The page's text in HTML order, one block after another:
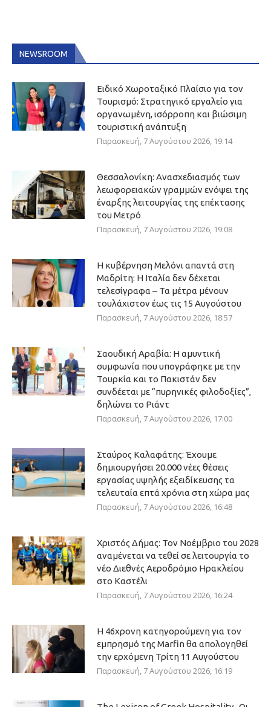
NEWSROOM
Ειδικό Χωροταξικό Πλαίσιο για τον
Τουρισμό: Στρατηγικό εργαλείο για
οργανωμένη, ισόρροπη και βιώσιμη
τουριστική ανάπτυξη
Παρασκευή, 7 Αυγούστου 2026, 19:14
Θεσσαλονίκη: Ανασχεδιασμός των
λεωφορειακών γραμμών ενόψει της
έναρξης λειτουργίας της επέκτασης
του Μετρό
Παρασκευή, 7 Αυγούστου 2026, 19:08
Η κυβέρνηση Μελόνι απαντά στη
Μαδρίτη: Η Ιταλία δεν δέχεται
τελεσίγραφα – Τα μέτρα μένουν
τουλάχιστον έως τις 15 Αυγούστου
Παρασκευή, 7 Αυγούστου 2026, 18:57
Σαουδική Αραβία: Η αμυντική
συμφωνία που υπογράφηκε με την
Τουρκία και το Πακιστάν δεν
συνδέεται με “πυρηνικές φιλοδοξίες”,
δηλώνει το Ριάντ
Παρασκευή, 7 Αυγούστου 2026, 17:00
Σταύρος Καλαφάτης: Έχουμε
δημιουργήσει 20.000 νέες θέσεις
εργασίας υψηλής εξειδίκευσης τα
τελευταία επτά χρόνια στη χώρα μας
Παρασκευή, 7 Αυγούστου 2026, 16:48
Χριστός Δήμας: Τον Νοέμβριο του 2028
αναμένεται να τεθεί σε λειτουργία το
νέο Διεθνές Αεροδρόμιο Ηρακλείου
στο Καστέλι
Παρασκευή, 7 Αυγούστου 2026, 16:24
Η 46χρονη κατηγορούμενη για τον
εμπρησμό της Marfin θα απολογηθεί
την ερχόμενη Τρίτη 11 Αυγούστου
Παρασκευή, 7 Αυγούστου 2026, 16:19